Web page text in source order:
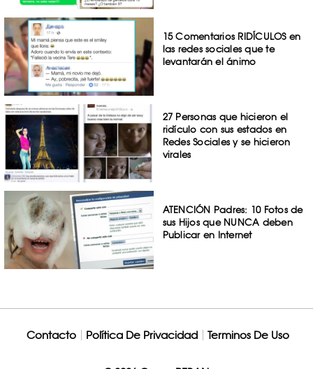
15 Comentarios RIDÍCULOS en
las redes sociales que te
levantarán el ánimo
27 Personas que hicieron el
ridículo con sus estados en
Redes Sociales y se hicieron
virales
ATENCIÓN Padres: 10 Fotos de
sus Hijos que NUNCA deben
Publicar en Internet
Contacto Política De Privacidad Terminos De Uso